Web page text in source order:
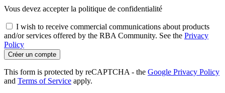
Vous devez accepter la politique de confidentialité
I wish to receive commercial communications about products
and/or services offered by the RBA Community. See the Privacy
Policy
Créer un compte
This form is protected by reCAPTCHA - the Google Privacy Policy
and Terms of Service apply.